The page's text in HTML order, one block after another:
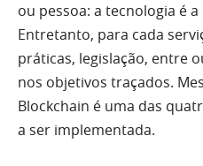
ou pessoa: a tecnologia é
Entretanto, para cada
práticas, legislação, entre
nos objetivos traçados.
Blockchain é uma das
a ser implementada.